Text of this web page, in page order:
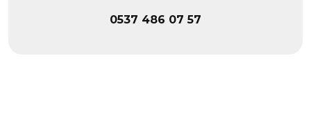
0537 486 07 57